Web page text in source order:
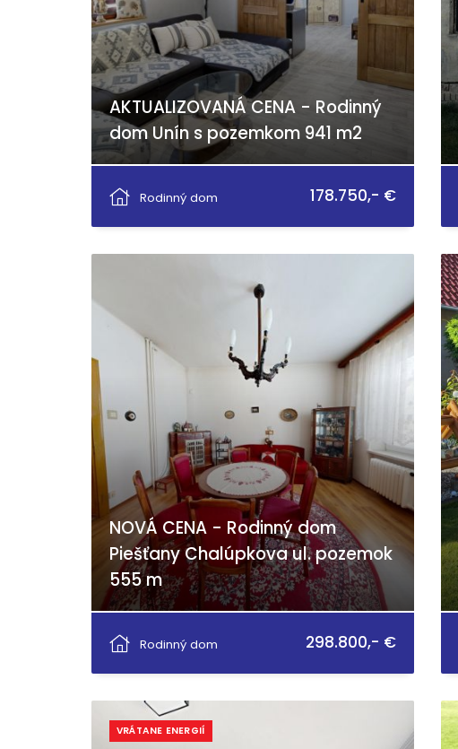
AKTUALIZOVANÁ CENA - Rodinný
dom Unín s pozemkom 941 m2
Rodinný dom
178.750,- €
NOVÁ CENA - Rodinný dom
Piešťany Chalúpkova ul. pozemok
555 m
Rodinný dom
298.800,- €
VRÁTANE ENERGIÍ